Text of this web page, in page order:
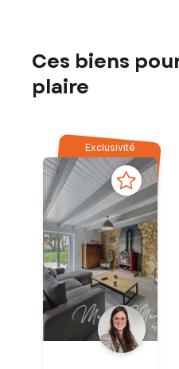
Ces biens
plaire
Exclusivité